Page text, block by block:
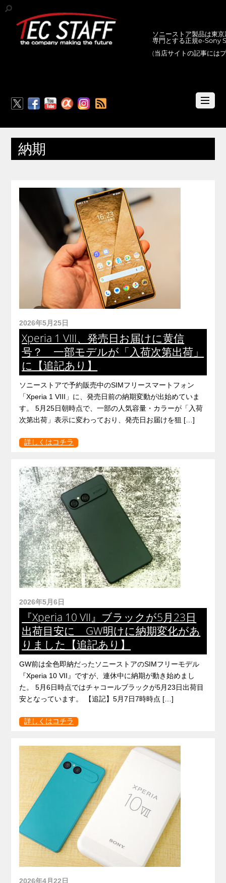
ソニーストア製品は東
専門とする正規e-Sony
(当店サイトの記事には
納期
2026年5月25日
Xperia 1 VIII、発売日お届けに黄信
号？ 一部モデルが「入荷次第出荷」
に【追記あり】
ソニーストアで予約販売中のSIMフリースマートフォン
「Xperia 1 VIII」に、発売日前の納期変動が出始めていま
す。 5月25日朝時点で、一部の人気容量・カラーが「入荷
次第出荷」表示に変わっており、発売日お届けを狙 […]
詳しくはコチラ
2026年5月6日
『Xperia 10 VII』ブラックが5月23日
出荷目安に GW明けに納期変化があ
りました【追記あり】
GW前は全色即納だったソニーストアのSIMフリーモデル
『Xperia 10 VII』ですが、連休中に納期が動き始めまし
た。 5月6日時点ではチャコールブラックが5月23日出荷目
安となっています。 【追記】5月7日7時時点 […]
詳しくはコチラ
2026年4月22日